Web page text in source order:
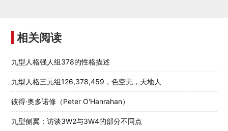
相关阅读
九型人格强人组378的性格描述
九型人格三元组126,378,459，色空无，天地人
彼得·奥多诺修（Peter O'Hanrahan）
九型侧翼：访谈3W2与3W4的部分不同点